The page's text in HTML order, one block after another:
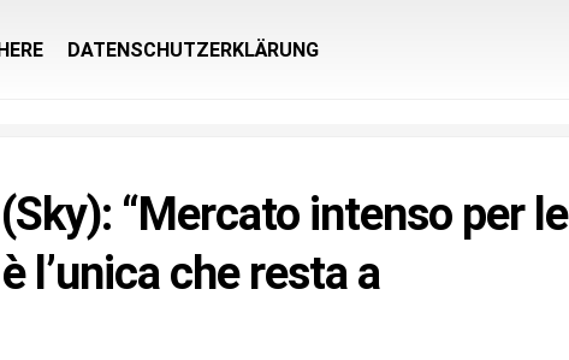
DATENSCHUTZERKLÄRUNG
“Mercato intenso per le
l’unica che resta a